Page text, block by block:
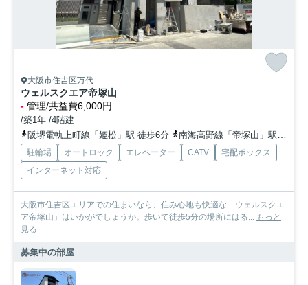
大阪市住吉区万代
ウェルスクエア帝塚山
- 管理/共益費6,000円
/築1年 /4階建
阪堺電軌上町線「姫松」駅 徒歩6分
南海高野線「帝塚山」駅 徒歩11分
駐輪場 オートロック エレベーター CATV
宅配ボックス
インターネット対応
大阪市住吉区エリアでの住まいなら、住み心地も快適な「ウェルスクエ
ア帝塚山」はいかがでしょうか。歩いて徒歩5分の場所にはる... もっと
見る
募集中の部屋